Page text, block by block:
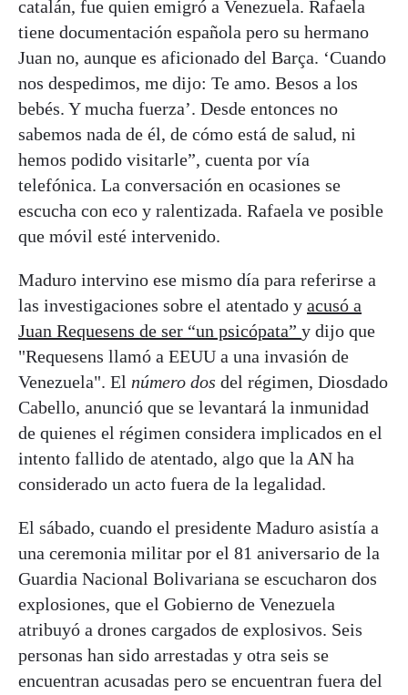
catalán, fue quien emigró a Venezuela. Rafaela
tiene documentación española pero su hermano
Juan no, aunque es aficionado del Barça. ‘Cuando
nos despedimos, me dijo: Te amo. Besos a los
bebés. Y mucha fuerza’. Desde entonces no
sabemos nada de él, de cómo está de salud, ni
hemos podido visitarle”, cuenta por vía
telefónica. La conversación en ocasiones se
escucha con eco y ralentizada. Rafaela ve posible
que móvil esté intervenido.
Maduro intervino ese mismo día para referirse a
las investigaciones sobre el atentado y acusó a
Juan Requesens de ser “un psicópata” y dijo que
"Requesens llamó a EEUU a una invasión de
Venezuela". El número dos del régimen, Diosdado
Cabello, anunció que se levantará la inmunidad
de quienes el régimen considera implicados en el
intento fallido de atentado, algo que la AN ha
considerado un acto fuera de la legalidad.
El sábado, cuando el presidente Maduro asistía a
una ceremonia militar por el 81 aniversario de la
Guardia Nacional Bolivariana se escucharon dos
explosiones, que el Gobierno de Venezuela
atribuyó a drones cargados de explosivos. Seis
personas han sido arrestadas y otra seis se
encuentran acusadas pero se encuentran fuera del